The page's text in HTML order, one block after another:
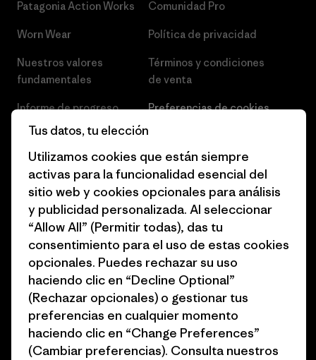
Patagonia Action Works
Worn Wear
Nuestros valores
fundamentales
Informe de progreso
Business Unusual
Objetivos climáticos
1% for the Planet
Cómo financiamos
Tarjetas regalo
Encuentra una tienda
Comunidad Pro
Política de privacidad
Términos y condiciones
de venta
Preferencias de cookies
Empleo
Prensa
Programa para profesionales
del sector
Programa de afiliados
Mapa del sitio Patagonia
España
Tus datos, tu elección
Utilizamos cookies que están siempre
activas para la funcionalidad esencial del
sitio web y cookies opcionales para análisis
y publicidad personalizada. Al seleccionar
“Allow All” (Permitir todas), das tu
consentimiento para el uso de estas cookies
opcionales. Puedes rechazar su uso
haciendo clic en “Decline Optional”
(Rechazar opcionales) o gestionar tus
preferencias en cualquier momento
haciendo clic en “Change Preferences”
(Cambiar preferencias). Consulta nuestros